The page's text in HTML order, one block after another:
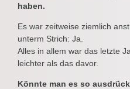
haben.
Es war zeitweise ziemlich
unterm Strich: Ja.
Alles in allem war das letzte
leichter als das davor.
Könnte man es so